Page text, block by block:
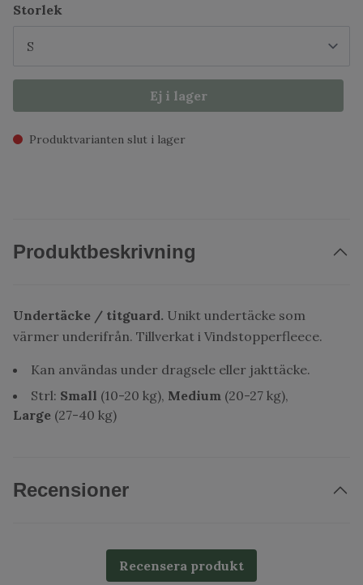
Storlek
Ej i lager
Produktvarianten slut i lager
Produktbeskrivning
Undertäcke / titguard. Unikt undertäcke som
värmer underifrån. Tillverkat i Vindstopperfleece.
Kan användas under dragsele eller jakttäcke.
Strl: Small (10-20 kg), Medium (20-27 kg),
Large (27-40 kg)
Recensioner
Recensera produkt